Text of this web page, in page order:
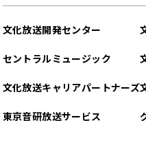
文化放送開発センター
セントラルミュージック
文化放送キャリアパートナーズ
東京音研放送サービス